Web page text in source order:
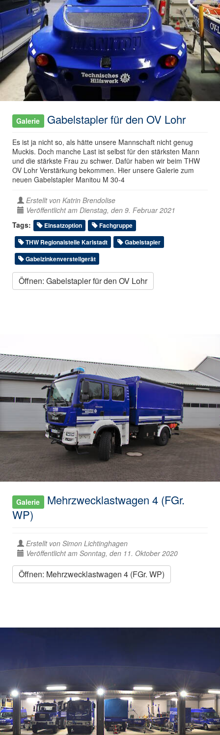
Galerie Gabelstapler für den OV Lohr
Es ist ja nicht so, als hätte unsere Mannschaft nicht genug
Muckis. Doch manche Last ist selbst für den stärksten Mann
und die stärkste Frau zu schwer. Dafür haben wir beim THW
OV Lohr Verstärkung bekommen. Hier unsere Galerie zum
neuen Gabelstapler Manitou M 30-4
Erstellt von Katrin Brendolise
Veröffentlicht am Dienstag, den 9. Februar 2021
Tags:
Einsatzoption
Fachgruppe
THW Regionalstelle Karlstadt
Gabelstapler
Gabelzinkenverstellgerät
Öffnen: Gabelstapler für den OV Lohr
Galerie
Mehrzwecklastwagen 4 (FGr.
WP)
Erstellt von Simon Lichtinghagen
Veröffentlicht am Sonntag, den 11. Oktober 2020
Öffnen: Mehrzwecklastwagen 4 (FGr. WP)